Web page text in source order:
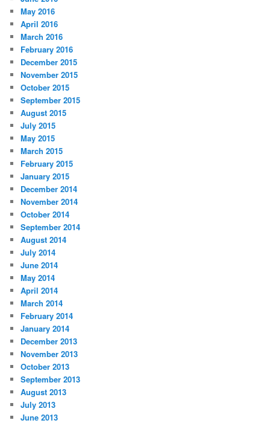
May 2016
April 2016
March 2016
February 2016
December 2015
November 2015
October 2015
September 2015
August 2015
July 2015
May 2015
March 2015
February 2015
January 2015
December 2014
November 2014
October 2014
September 2014
August 2014
July 2014
June 2014
May 2014
April 2014
March 2014
February 2014
January 2014
December 2013
November 2013
October 2013
September 2013
August 2013
July 2013
June 2013